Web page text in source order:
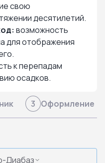
свою
десятилетий.
возможность
для отображения
к перепадам
осадков.
3 Оформление
Диабаз